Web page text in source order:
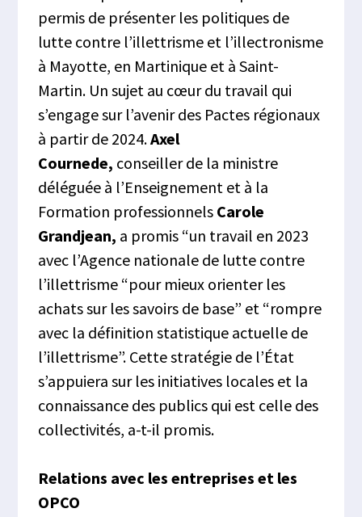
permis de présenter les politiques de
lutte contre l’illettrisme et l’illectronisme
à Mayotte, en Martinique et à Saint-
Martin. Un sujet au cœur du travail qui
s’engage sur l’avenir des Pactes régionaux
à partir de 2024.Axel
Cournede, conseiller de la ministre
déléguée à l’Enseignement et à la
Formation professionnels Carole
Grandjean, a promis “un travail en 2023
avec l’Agence nationale de lutte contre
l’illettrisme “pour mieux orienter les
achats sur les savoirs de base” et “rompre
avec la définition statistique actuelle de
l’illettrisme”. Cette stratégie de l’État
s’appuiera sur les initiatives locales et la
connaissance des publics qui est celle des
collectivités, a-t-il promis.
Relations avec les entreprises et les
OPCO